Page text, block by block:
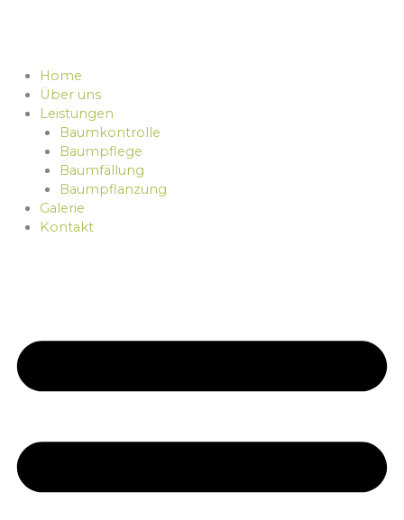
Home
Über uns
Leistungen
Baumkontrolle
Baumpflege
Baumfällung
Baumpflanzung
Galerie
Kontakt